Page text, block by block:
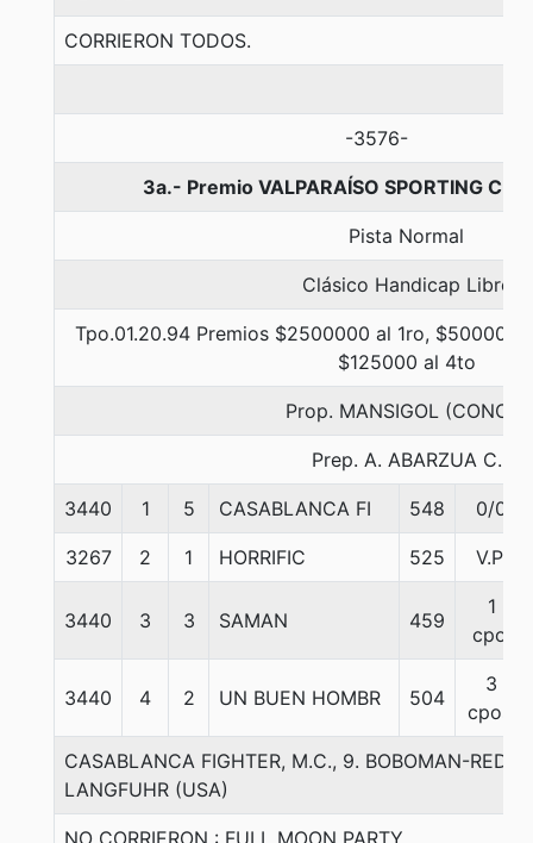
CORRIERON TODOS.
-3576-
3a.- Premio VALPARAÍSO SPORTING
Pista Normal
Clásico Handicap Libre
Tpo.01.20.94 Premios $2500000 al 1ro, $500000
$125000 al 4to
Prop. MANSIGOL (CONCE)
Prep. A. ABARZUA C.
3440 1 5 CASABLANCA FI 548 0/0
3267 2 1 HORRIFIC 525 V.P.
3440 3 3 SAMAN 459
1
cpo.
3440 4 2 UN BUEN HOMBR 504
3
cpos.
CASABLANCA FIGHTER, M.C., 9. BOBOMAN-RED
LANGFUHR (USA)
NO CORRIERON : FULL MOON PARTY